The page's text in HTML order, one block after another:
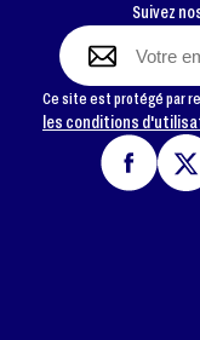
Suivez
Ce site est protégé par
les conditions